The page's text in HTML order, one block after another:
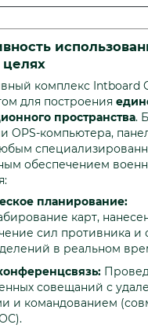
комплекс Intboard
для построения
пространства.
OPS-компьютера,
обеспечением
планирование:
карт,
сил противника и
в реальном
совещаний с
и командованием